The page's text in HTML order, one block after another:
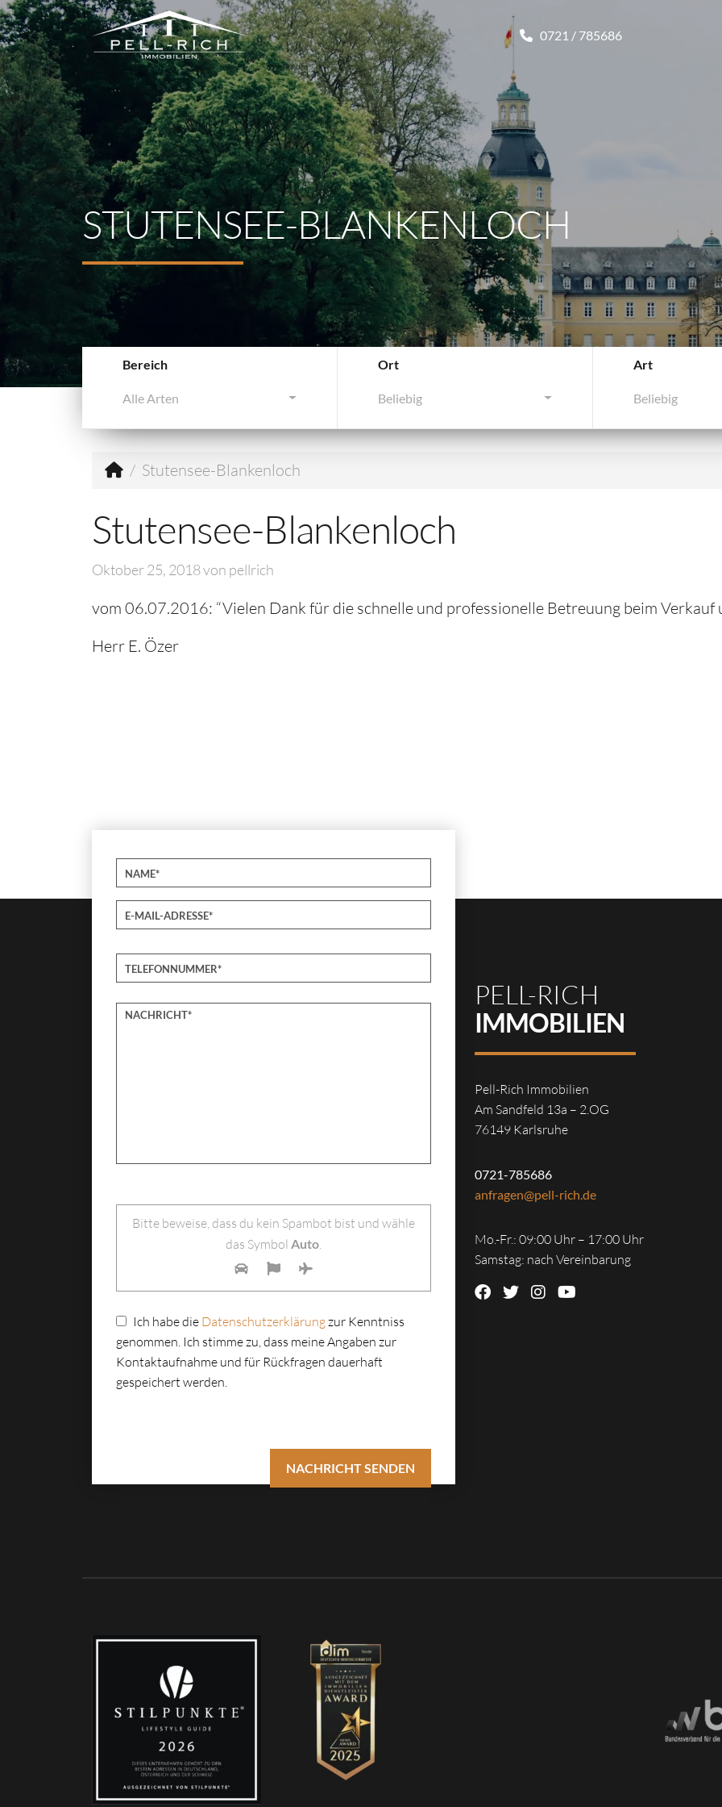
0721 / 785686
STUTENSEE-BLANKENLOCH
Bereich
Alle Arten
Ort
Beliebig
Art
Beliebig
Stutensee-Blankenloch
Stutensee-Blankenloch
Oktober 25, 2018von pellrich
vom 06.07.2016: “Vielen Dank für die schnelle und professionelle Betreuung beim Verkauf
Herr E. Özer
Bitte lasse dieses Feld leer.
Bitte beweise, dass du kein Spambot bist und wähle
das Symbol Auto.
Ich habe die Datenschutzerklärungzur Kenntniss
genommen. Ich stimme zu, dass meine Angaben zur
Kontaktaufnahme und für Rückfragen dauerhaft
gespeichert werden.
PELL-RICH
IMMOBILIEN
Pell-Rich Immobilien
Am Sandfeld 13a – 2.OG
76149 Karlsruhe
0721-785686
anfragen@pell-rich.de
Mo.-Fr.: 09:00 Uhr – 17:00 Uhr
Samstag: nach Vereinbarung